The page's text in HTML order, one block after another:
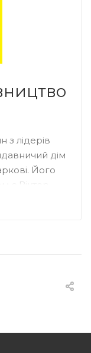
з лідерів
дім
Його
є Віктор
якість і